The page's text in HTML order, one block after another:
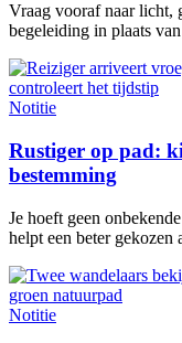
Vraag vooraf naar licht,
begeleiding in plaats
Notitie
Rustiger op pad:
bestemming
Je hoeft geen
helpt een beter gekozen
Notitie